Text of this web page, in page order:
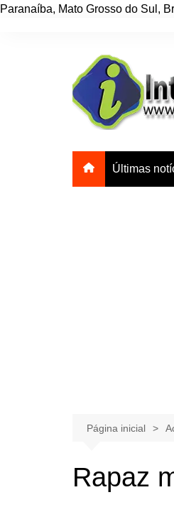
Paranaíba, Mato Grosso do Sul ,
Últimas
Página inicial
Rapaz